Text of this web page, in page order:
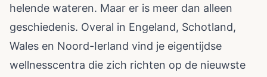
helende wateren. Maar er is meer dan alleen
geschiedenis. Overal in Engeland, Schotland,
Wales en Noord-Ierland vind je eigentijdse
wellnesscentra die zich richten op de nieuwste